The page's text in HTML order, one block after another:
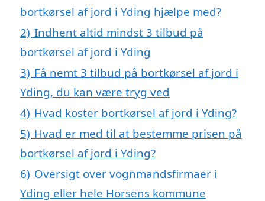
bortkørsel af jord i Yding hjælpe med?
2) Indhent altid mindst 3 tilbud på
bortkørsel af jord i Yding
3) Få nemt 3 tilbud på bortkørsel af jord i
Yding, du kan være tryg ved
4) Hvad koster bortkørsel af jord i Yding?
5) Hvad er med til at bestemme prisen på
bortkørsel af jord i Yding?
6) Oversigt over vognmandsfirmaer i
Yding eller hele Horsens kommune